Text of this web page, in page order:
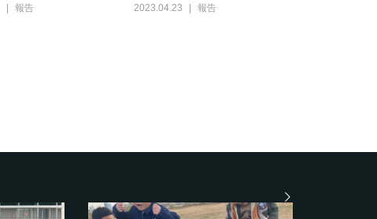
報告 2023.04.23 報告